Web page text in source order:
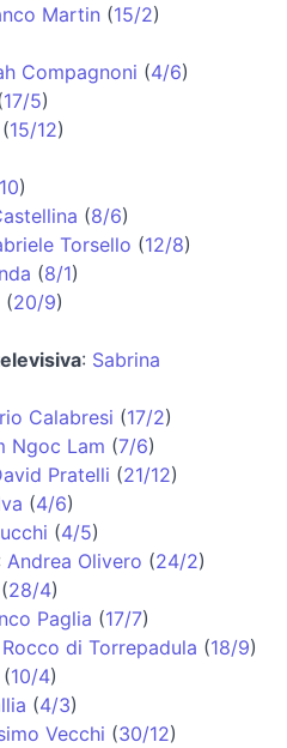
Martin (15/2)
Compagnoni (4/6)
17/5)
(15/12)
)
(8/6)
Torsello (12/8)
(8/1)
(20/9)
: Sabrina
Calabresi (17/2)
Ngoc Lam (7/6)
Pratelli (21/12)
(4/6)
(4/5)
Andrea Olivero (24/2)
(28/4)
Paglia (17/7)
di Torrepadula (18/9)
(10/4)
(4/3)
Vecchi (30/12)